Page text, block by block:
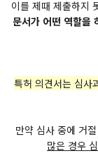
이를 제때 제출하지
문서가 어떤 역할을
특허 의견서는 심사
만약 심사 중에 거
많은 경우